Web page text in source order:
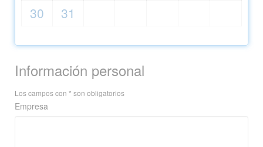
30
31
Información personal
Los campos con * son obligatorios
Empresa